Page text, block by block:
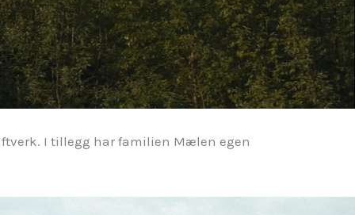
I tillegg har familien Mælen egen